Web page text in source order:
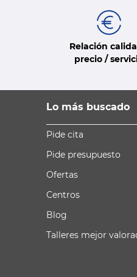
Relación
precio /
Lo más buscado
Pide cita
Pide presupuesto
Ofertas
Centros
Blog
Talleres mejor